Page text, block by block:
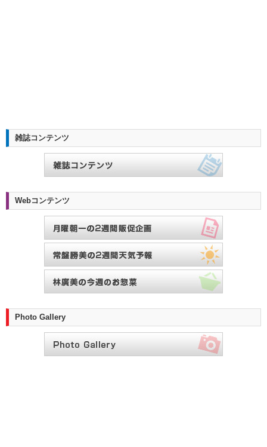
雑誌コンテンツ
Webコンテンツ
Photo Gallery